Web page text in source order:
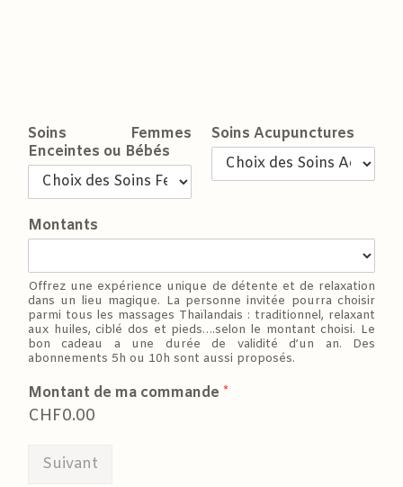
Soins Femmes
Enceintes ou Bébés
Soins Acupunctures
Montants
Offrez une expérience unique de détente et de relaxation
dans un lieu magique. La personne invitée pourra choisir
parmi tous les massages Thaïlandais : traditionnel, relaxant
aux huiles, ciblé dos et pieds….selon le montant choisi. Le
bon cadeau a une durée de validité d’un an. Des
abonnements 5h ou 10h sont aussi proposés.
Montant de ma commande *
CHF0.00
Suivant